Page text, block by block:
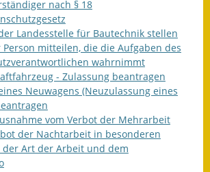
Wasserversorgung
Heiraten in Notzingen
Mitarbeiter
Notruftafel
Ortsrecht
Wahlen
nach § 18
Landesstelle für Bautechnik stellen
mitteilen, die die Aufgaben des
wahrnimmt
- Zulassung beantragen
Neuwagens (Neuzulassung eines
vom Verbot der Mehrarbeit
der Nachtarbeit in besonderen
der Art der Arbeit und dem